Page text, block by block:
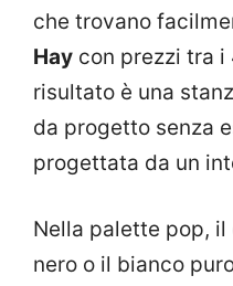
che trovano
Hay con prezzi tra i
risultato è una
da progetto senza
progettata da un
Nella palette pop,
nero o il bianco